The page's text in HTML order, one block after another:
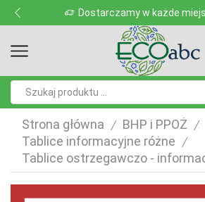
Dostarczamy w każde
Strona główna / BHP i PPOŻ /
Tablice informacyjne różne /
Tablice ostrzegawczo -